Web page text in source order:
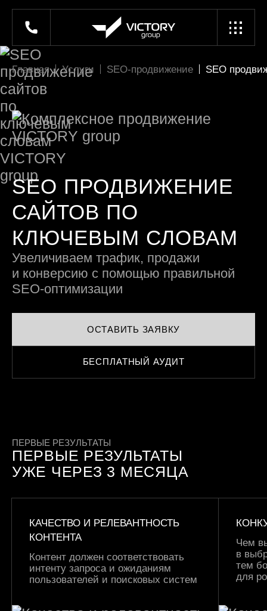
Главная Услуги SEO-продвижение SEO
SEO ПРОДВИЖЕНИЕ
САЙТОВ ПО
КЛЮЧЕВЫМ СЛОВАМ
Увеличиваем трафик, продажи
и конверсию с помощью правильной
SEO-оптимизации
ОСТАВИТЬ ЗАЯВКУ
БЕСПЛАТНЫЙ АУДИТ
ПЕРВЫЕ РЕЗУЛЬТАТЫ
ПЕРВЫЕ РЕЗУЛЬТАТЫ
УЖЕ ЧЕРЕЗ 3 МЕСЯЦА
КАЧЕСТВО И РЕЛЕВАНТНОСТЬ
КОНТЕНТА
Контент должен соответствовать
интенту запроса и ожиданиям
пользователей и поисковых систем
Чем
в
тем
для